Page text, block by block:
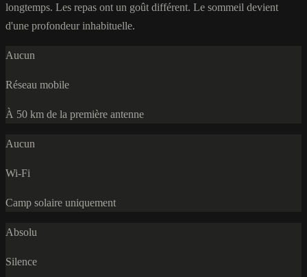
longtemps. Les repas ont un goût différent. Le sommeil devient
d'une profondeur inhabituelle.
Aucun
Réseau mobile
À 50 km de la première antenne
Aucun
Wi-Fi
Camp solaire uniquement
Absolu
Silence